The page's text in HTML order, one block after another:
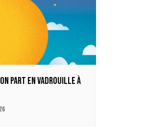
part en Vadrouille à